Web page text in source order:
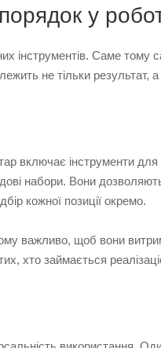
у
інструментів. Саме тому
не тільки результат,
включає інструменти для
набори. Вони
кожної позиції окремо.
важливо, щоб вони
хто займається